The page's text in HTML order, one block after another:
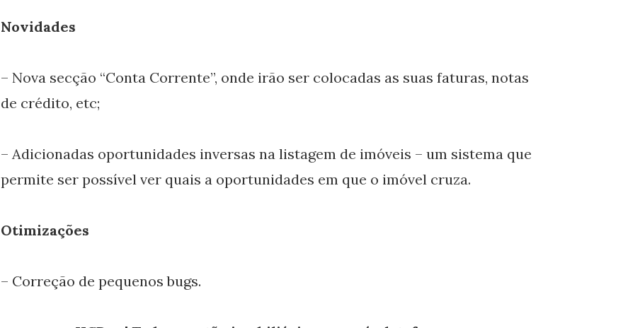
Novidades
– Nova secção “Conta Corrente”, onde irão ser colocadas as suas faturas, notas
de crédito, etc;
– Adicionadas oportunidades inversas na listagem de imóveis – um sistema que
permite ser possível ver quais a oportunidades em que o imóvel cruza.
Otimizações
– Correção de pequenos bugs.